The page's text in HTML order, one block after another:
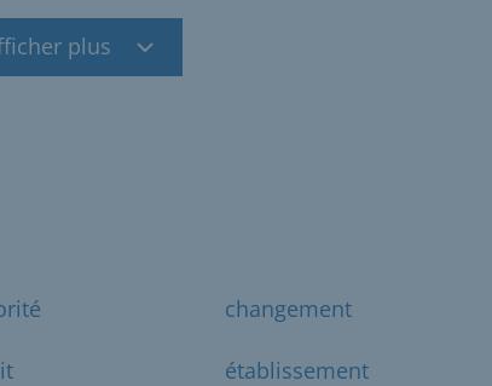
plus
changement
établissement